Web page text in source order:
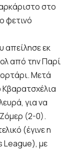
στο
φετινό
απείλησε εκ
από την Παρί
Μετά
για να
Ζόμερ (2-0).
(έγινε η
League), με